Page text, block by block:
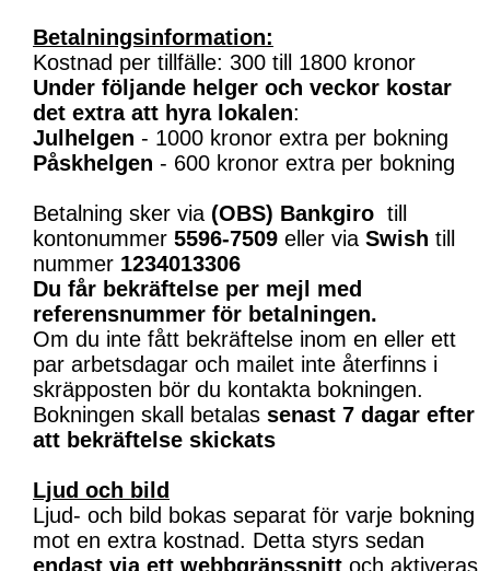
Betalningsinformation:
Kostnad per tillfälle: 300 till 1800 kronor
Under följande helger och veckor kostar
det extra att hyra lokalen:
Julhelgen - 1000 kronor extra per bokning
Påskhelgen - 600 kronor extra per bokning
Betalning sker via (OBS) Bankgiro till
kontonummer 5596-7509 eller via Swish till
nummer 1234013306
Du får bekräftelse per mejl med
referensnummer för betalningen.
Om du inte fått bekräftelse inom en eller ett
par arbetsdagar och mailet inte återfinns i
skräpposten bör du kontakta bokningen.
Bokningen skall betalas senast 7 dagar efter
att bekräftelse skickats
Ljud och bild
Ljud- och bild bokas separat för varje bokning
mot en extra kostnad. Detta styrs sedan
endast via ett webbgränssnitt och aktiveras